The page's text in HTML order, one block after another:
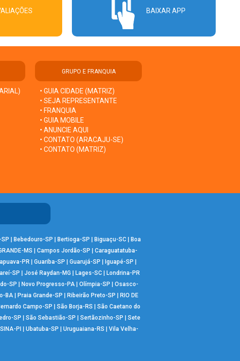
BAIXAR APP
GRUPO E FRANQUIA
• GUIA CIDADE (MATRIZ)
• SEJA REPRESENTANTE
• FRANQUIA
• GUIA MOBILE
• ANUNCIE AQUI
• CONTATO (ARACAJU-SE)
• CONTATO (MATRIZ)
| Bebedouro-SP | Bertioga-SP | Biguaçu-SC| Boa
MS | Campos Jordão-SP | Caraguatatuba-
PR | Guariba-SP | Guarujá-SP | Iguapé-SP |
SP | José Raydan-MG | Lages-SC| Londrina-PR
SP | Novo Progresso-PA | Olímpia-SP | Osasco-
BA| Praia Grande-SP | Ribeirão Preto-SP | RIO DE
Campo-SP | São Borja-RS | São Caetano do
SP | São Sebastião-SP | Sertãozinho-SP | Sete
PI | Ubatuba-SP | Uruguaiana-RS | Vila Velha-